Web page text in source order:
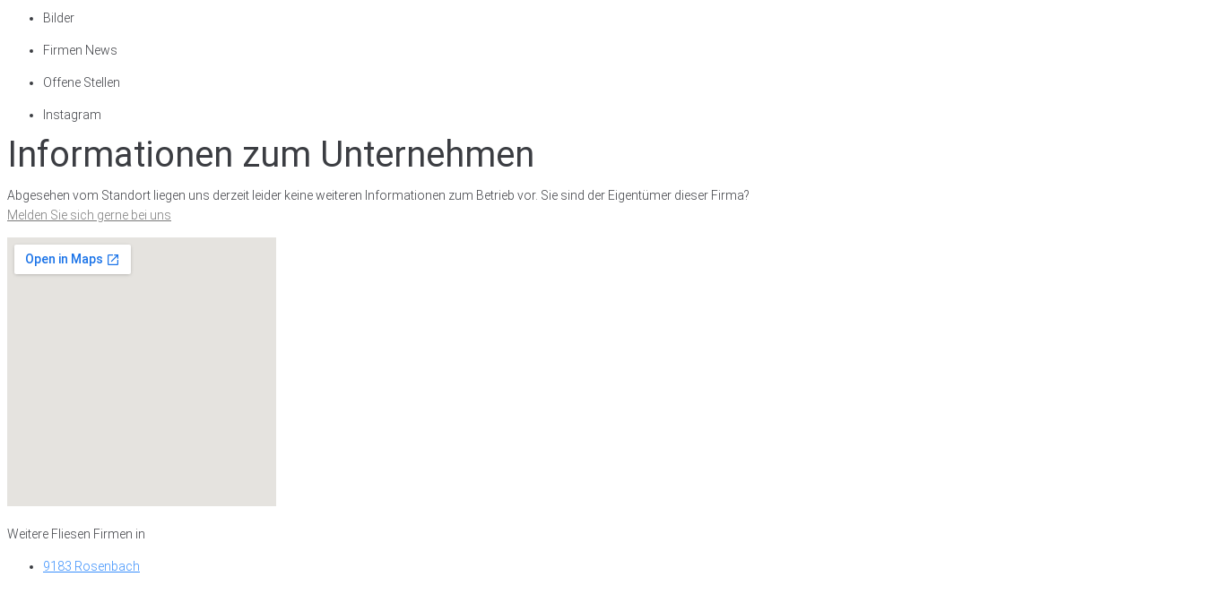
Bilder
Firmen News
Offene Stellen
Instagram
Informationen zum Unternehmen
Abgesehen vom Standort liegen uns derzeit leider keine weiteren Informationen zum Betrieb vor. Sie sind der Eigentümer dieser Firma?
Melden Sie sich gerne bei uns
Weitere Fliesen Firmen in
9183 Rosenbach